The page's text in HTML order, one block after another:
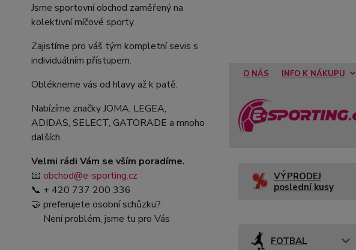
Jsme sportovní obchod zaměřený na
kolektivní míčové sporty.
Zajistíme pro váš tým kompletní sevis s
individuálním přístupem.
Oblékneme vás od hlavy až k patě.
Nabízíme značky JOMA, LEGEA,
ADIDAS, SELECT, GATORADE a mnoho
dalších.
Velmi rádi Vám se vším poradíme.
📧 obchod@e-sporting.cz
📞 + 420 737 200 336
🤝 preferujete osobní schůzku?
Není problém, jsme tu pro Vás
O NÁS INFO K NÁKUPU
VÝPRODEJ
poslední kusy
FOTBAL